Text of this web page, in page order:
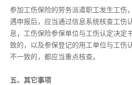
参加工伤保险的劳务派遣职工发生工伤
遇申报后，应当通过信息系统核查工伤
息，工伤保险参保单位与工伤认定决定
致的，以及参保登记的用工单位与工伤
不一致的，都应当重点核查。
五、其它事项